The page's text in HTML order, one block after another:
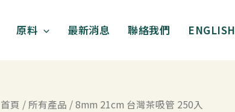
原料 最新消息 聯絡我們 ENGLISH
首頁 /所有產品 / 8mm 21cm 台灣茶吸管 250入